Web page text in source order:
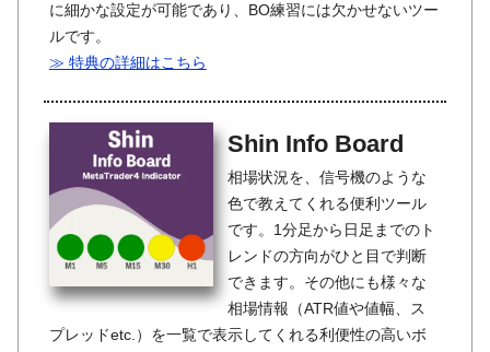
に細かな設定が可能であり、BO練習には欠かせないツー
ルです。
≫ 特典の詳細はこちら
Shin Info Board
相場状況を、信号機のような
色で教えてくれる便利ツール
です。1分足から日足までのト
レンドの方向がひと目で判断
できます。その他にも様々な
相場情報（ATR値や値幅、ス
プレッドetc.）を一覧で表示してくれる利便性の高いボ